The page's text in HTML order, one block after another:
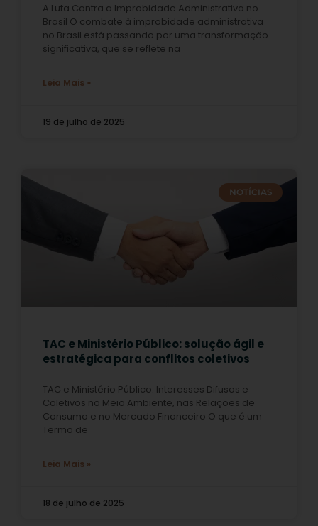
A Luta Contra a Improbidade Administrativa no
Brasil O combate à improbidade administrativa
no Brasil está passando por uma transformação
significativa, que se reflete na
Leia Mais »
19 de julho de 2025
NOTÍCIAS
TAC e Ministério Público: solução ágil e
estratégica para conflitos coletivos
TAC e Ministério Público: Interesses Difusos e
Coletivos no Meio Ambiente, nas Relações de
Consumo e no Mercado Financeiro O que é um
Termo de
Leia Mais »
18 de julho de 2025